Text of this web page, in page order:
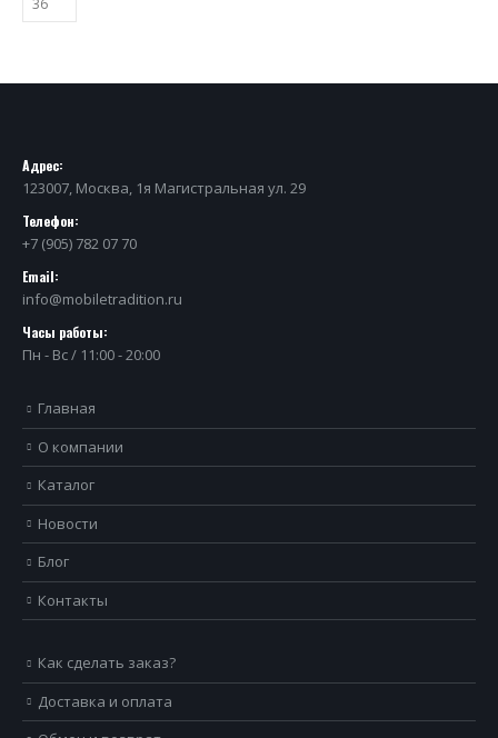
Адрес:
123007, Москва, 1я Магистральная ул. 29
Телефон:
+7 (905) 782 07 70
Email:
info@mobiletradition.ru
Часы работы:
Пн - Вс / 11:00 - 20:00
Главная
О компании
Каталог
Новости
Блог
Контакты
Как сделать заказ?
Доставка и оплата